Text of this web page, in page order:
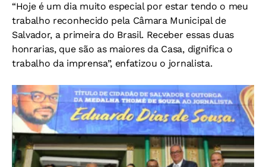
“Hoje é um dia muito especial por estar tendo o meu
trabalho reconhecido pela Câmara Municipal de
Salvador, a primeira do Brasil. Receber essas duas
honrarias, que são as maiores da Casa, dignifica o
trabalho da imprensa”, enfatizou o jornalista.